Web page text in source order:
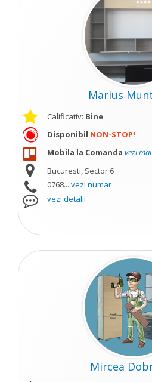
Marius
Calificativ: Bine
Disponibil NON-STOP!
Mobila la Comanda vezi
Bucuresti, Sector 6
0768... vezi numar
vezi detalii
Mircea